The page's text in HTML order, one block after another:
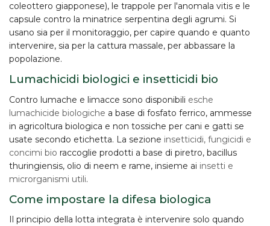
coleottero giapponese), le trappole per l'anomala vitis e le
capsule contro la minatrice serpentina degli agrumi. Si
usano sia per il monitoraggio, per capire quando e quanto
intervenire, sia per la cattura massale, per abbassare la
popolazione.
Lumachicidi biologici e insetticidi bio
Contro lumache e limacce sono disponibili esche
lumachicide biologiche a base di fosfato ferrico, ammesse
in agricoltura biologica e non tossiche per cani e gatti se
usate secondo etichetta. La sezione insetticidi, fungicidi e
concimi bio raccoglie prodotti a base di piretro, bacillus
thuringiensis, olio di neem e rame, insieme ai insetti e
microrganismi utili.
Come impostare la difesa biologica
Il principio della lotta integrata è intervenire solo quando